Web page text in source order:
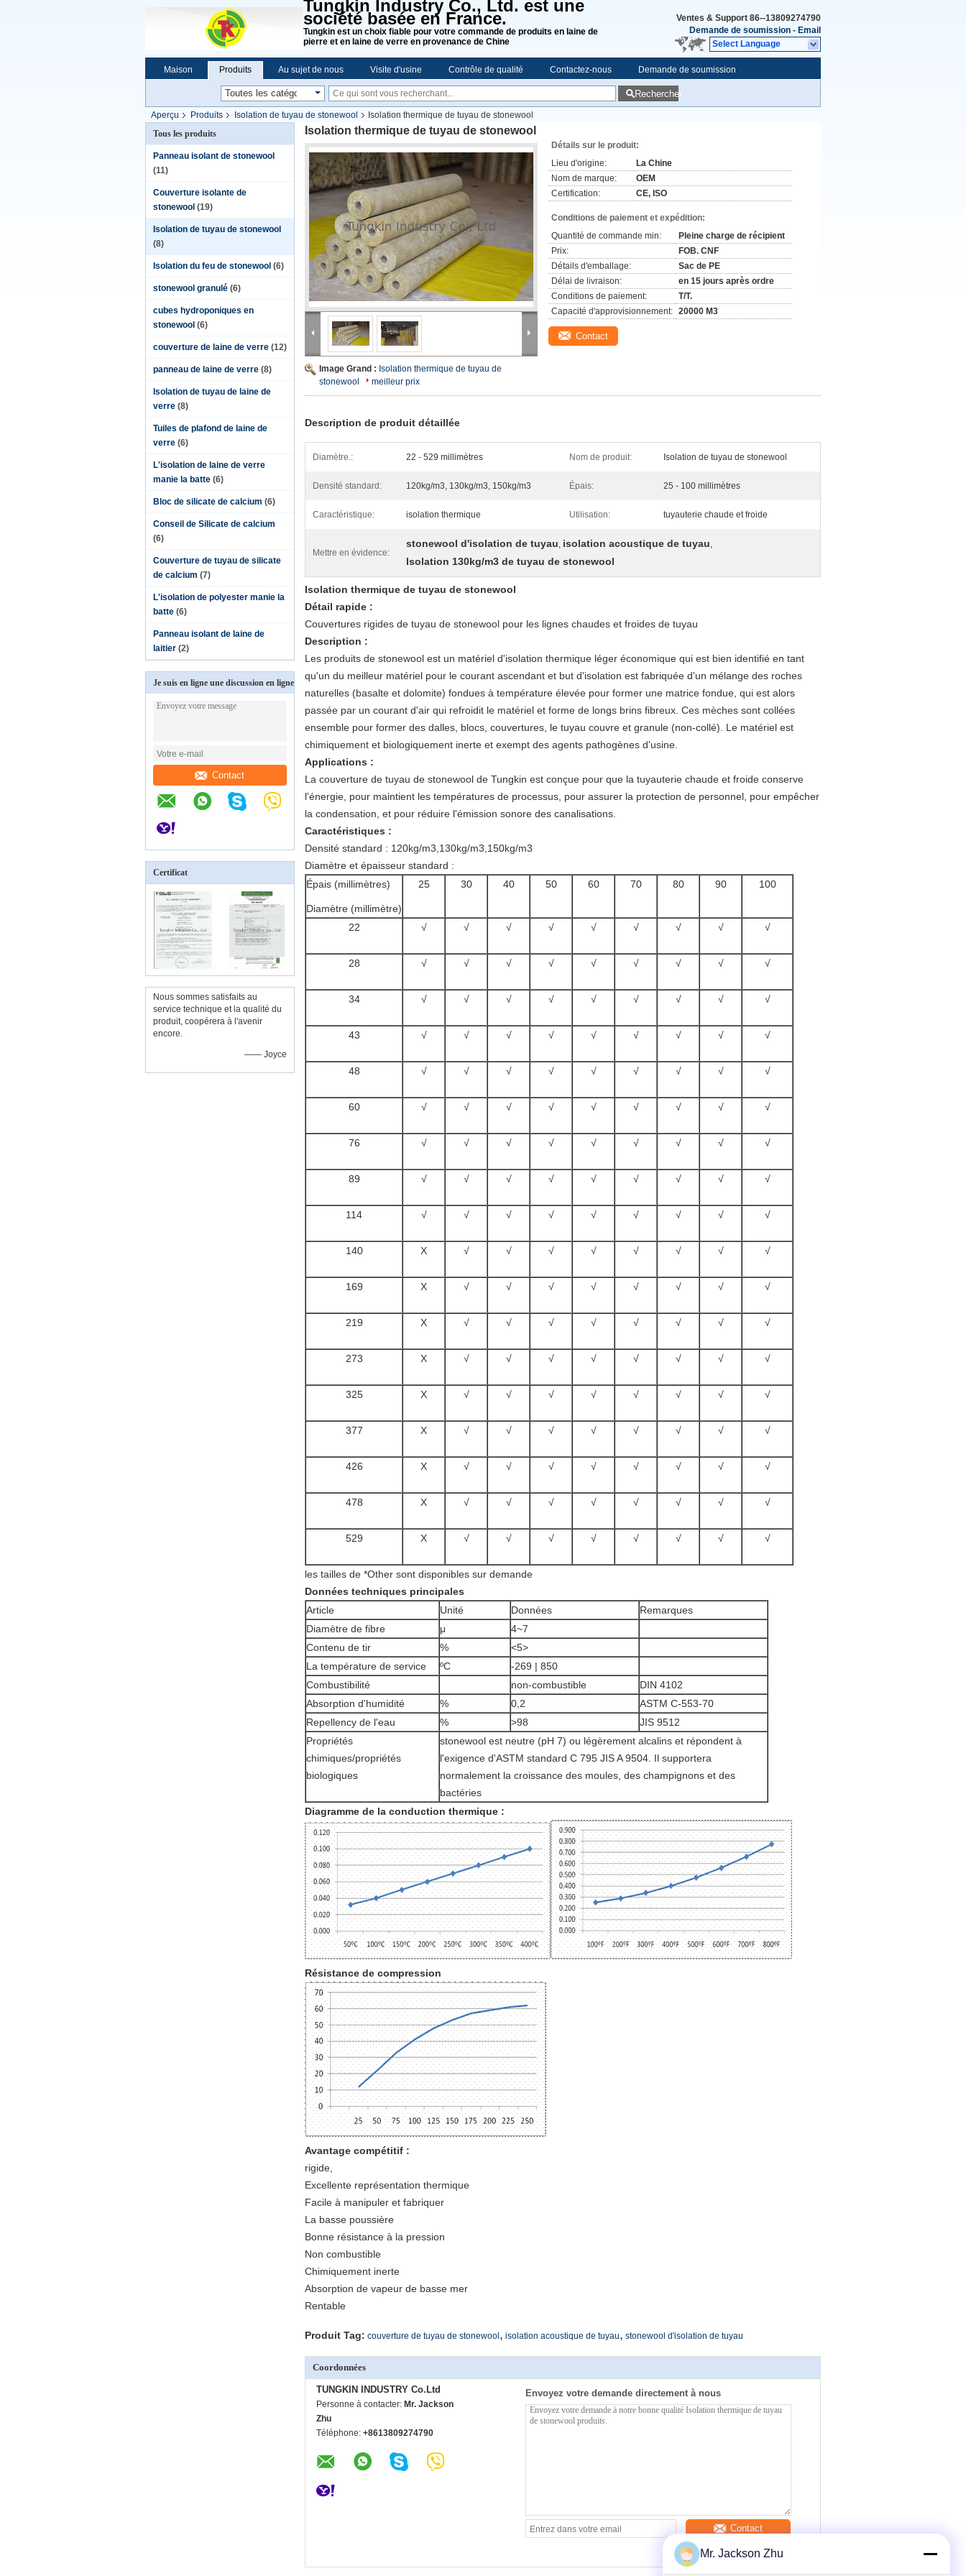
Tungkin Industry Co., Ltd. est une
société basée en France.
Tungkin est un choix fiable pour votre commande de produits en laine de
pierre et en laine de verre en provenance de Chine
Ventes & Support 86--13809274790
Demande de soumission - Email
Select Language
Maison Produits Au sujet de nous Visite d'usine Contrôle de qualité Contactez-nous Demande de soumission
Rechercher
Aperçu Produits Isolation de tuyau de stonewool
Isolation thermique de tuyau de stonewool
Tous les produits
Panneau isolant de stonewool
(11)
Couverture isolante de
stonewool (19)
Isolation de tuyau de stonewool
(8)
Isolation du feu de stonewool (6)
stonewool granulé (6)
cubes hydroponiques en
stonewool (6)
couverture de laine de verre (12)
panneau de laine de verre (8)
Isolation de tuyau de laine de
verre (8)
Tuiles de plafond de laine de
verre (6)
L'isolation de laine de verre
manie la batte (6)
Bloc de silicate de calcium (6)
Conseil de Silicate de calcium
(6)
Couverture de tuyau de silicate
de calcium (7)
L'isolation de polyester manie la
batte (6)
Panneau isolant de laine de
laitier (2)
Je suis en ligne une discussion en ligne
Contact
Certificat
Nous sommes satisfaits au
service technique et la qualité du
produit, coopérera à l'avenir
encore.
—— Joyce
Isolation thermique de tuyau de stonewool
Image Grand : Isolation thermique de tuyau de
stonewool
meilleur prix
Détails sur le produit:
Lieu d'origine:
La Chine
Nom de marque:
OEM
Certification:
CE, ISO
Conditions de paiement et expédition:
Quantité de commande min:
Pleine charge de récipient
Prix:
FOB. CNF
Détails d'emballage:
Sac de PE
Délai de livraison:
en 15 jours après ordre
Conditions de paiement:
T/T.
Capacité d'approvisionnement: 20000 M3
Contact
Description de produit détaillée
Diamètre.: 22 - 529 millimètres Nom de produit: Isolation de tuyau de stonewool
Densité standard: 120kg/m3, 130kg/m3, 150kg/m3 Épais: 25 - 100 millimètres
Caractéristique: isolation thermique Utilisation: tuyauterie chaude et froide
Mettre en évidence:
stonewool d'isolation de tuyau, isolation acoustique de tuyau,
Isolation 130kg/m3 de tuyau de stonewool
Isolation thermique de tuyau de stonewool
Détail rapide :
Couvertures rigides de tuyau de stonewool pour les lignes chaudes et froides de tuyau
Description :
Les produits de stonewool est un matériel d'isolation thermique léger économique qui est bien identifié en tant
qu'un du meilleur matériel pour le courant ascendant et but d'isolation est fabriquée d'un mélange des roches
naturelles (basalte et dolomite) fondues à température élevée pour former une matrice fondue, qui est alors
passée par un courant d'air qui refroidit le matériel et forme de longs brins fibreux. Ces mèches sont collées
ensemble pour former des dalles, blocs, couvertures, le tuyau couvre et granule (non-collé). Le matériel est
chimiquement et biologiquement inerte et exempt des agents pathogènes d'usine.
Applications :
La couverture de tuyau de stonewool de Tungkin est conçue pour que la tuyauterie chaude et froide conserve
l'énergie, pour maintient les températures de processus, pour assurer la protection de personnel, pour empêcher
la condensation, et pour réduire l'émission sonore des canalisations.
Caractéristiques :
Densité standard : 120kg/m3,130kg/m3,150kg/m3
Diamètre et épaisseur standard :
Épais (millimètres)
Diamètre (millimètre)
25 30 40 50 60 70 80 90 100
22 √ √ √ √ √ √ √ √ √
28 √ √ √ √ √ √ √ √ √
34 √ √ √ √ √ √ √ √ √
43 √ √ √ √ √ √ √ √ √
48 √ √ √ √ √ √ √ √ √
60 √ √ √ √ √ √ √ √ √
76 √ √ √ √ √ √ √ √ √
89 √ √ √ √ √ √ √ √ √
114 √ √ √ √ √ √ √ √ √
140 X √ √ √ √ √ √ √ √
169 X √ √ √ √ √ √ √ √
219 X √ √ √ √ √ √ √ √
273 X √ √ √ √ √ √ √ √
325 X √ √ √ √ √ √ √ √
377 X √ √ √ √ √ √ √ √
426 X √ √ √ √ √ √ √ √
478 X √ √ √ √ √ √ √ √
529 X √ √ √ √ √ √ √ √
les tailles de *Other sont disponibles sur demande
Données techniques principales
Article
Unité Données
Remarques
Diamètre de fibre
μ
4~7
Contenu de tir
%
<5>
La température de service
ºC
-269 | 850
Combustibilité
non-combustible
DIN 4102
Absorption d'humidité
% 0,2
ASTM C-553-70
Repellency de l'eau
% >98
JIS 9512
Propriétés
chimiques/propriétés
biologiques
stonewool est neutre (pH 7) ou légèrement alcalins et répondent à
l'exigence d'ASTM standard C 795 JIS A 9504. Il supportera
normalement la croissance des moules, des champignons et des
bactéries
Diagramme de la conduction thermique :
Résistance de compression
Avantage compétitif :
rigide,
Excellente représentation thermique
Facile à manipuler et fabriquer
La basse poussière
Bonne résistance à la pression
Non combustible
Chimiquement inerte
Absorption de vapeur de basse mer
Rentable
Produit Tag: couverture de tuyau de stonewool , isolation acoustique de tuyau, stonewool d'isolation de tuyau
Coordonnées
TUNGKIN INDUSTRY Co.Ltd
Personne à contacter: Mr. Jackson
Zhu
Téléphone: +8613809274790
Envoyez votre demande directement à nous
Contact
Mr. Jackson Zhu